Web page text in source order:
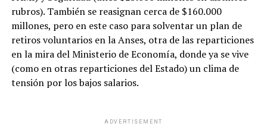
rubros). También se reasignan cerca de $160.000
millones, pero en este caso para solventar un plan de
retiros voluntarios en la Anses, otra de las reparticiones
en la mira del Ministerio de Economía, donde ya se vive
(como en otras reparticiones del Estado) un clima de
tensión por los bajos salarios.
ADVERTISEMENT